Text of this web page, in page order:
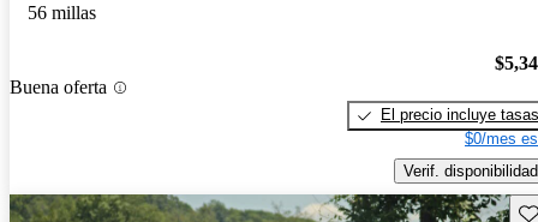
56 millas
Buena oferta
El precio incluye tasas
$0/mes
Verif. disponibilidad